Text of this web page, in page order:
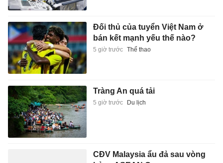
Đối thủ của tuyển Việt Nam ở
bán kết mạnh yếu thế nào?
5 giờ trước Thể thao
Tràng An quá tải
5 giờ trước Du lịch
CĐV Malaysia ẩu đả sau vòng